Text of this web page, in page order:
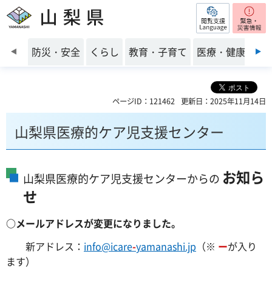
山梨県 閲覧支援
前のスライドを表示
防災・安全 くらし 教育・子育て 医療・健康・福
ページID：121462 更新日：2025年11月14日
山梨県医療的ケア児支援センター
山梨県医療的ケア児支援センターからの お知ら
せ
○メールアドレスが変更になりました。
新アドレス： info@icare-yamanashi.jp （※ ーが入り
ます）